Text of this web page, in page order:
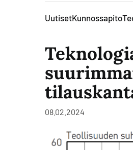
UutisetKunnossapito
08.02.2024